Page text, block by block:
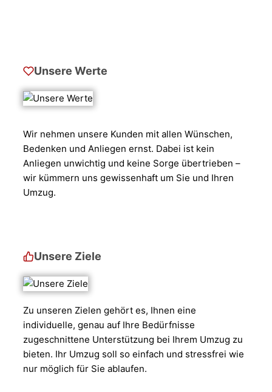
Unsere Werte
Wir nehmen unsere Kunden mit allen Wünschen,
Bedenken und Anliegen ernst. Dabei ist kein
Anliegen unwichtig und keine Sorge übertrieben –
wir kümmern uns gewissenhaft um Sie und Ihren
Umzug.
Unsere Ziele
Zu unseren Zielen gehört es, Ihnen eine
individuelle, genau auf Ihre Bedürfnisse
zugeschnittene Unterstützung bei Ihrem Umzug zu
bieten. Ihr Umzug soll so einfach und stressfrei wie
nur möglich für Sie ablaufen.